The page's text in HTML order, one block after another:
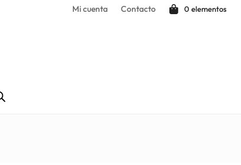
Mi cuenta Contacto 0 elementos